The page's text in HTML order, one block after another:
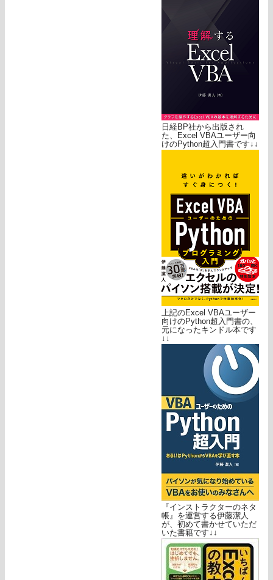
日経BP社から出版され
た、Excel VBAユーザー向
けのPython超入門書です↓↓
上記のExcel VBAユーザー
向けのPython超入門書の、
元になったキンドル本です
↓↓
『インストラクターのネタ
帳』を運営する伊藤潔人
が、初めて書かせていただ
いた書籍です↓↓